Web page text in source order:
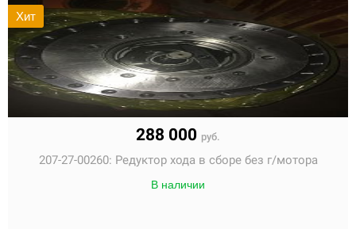
Хит
288 000 руб.
207-27-00260: Редуктор хода в сборе без г/мотора
В наличии